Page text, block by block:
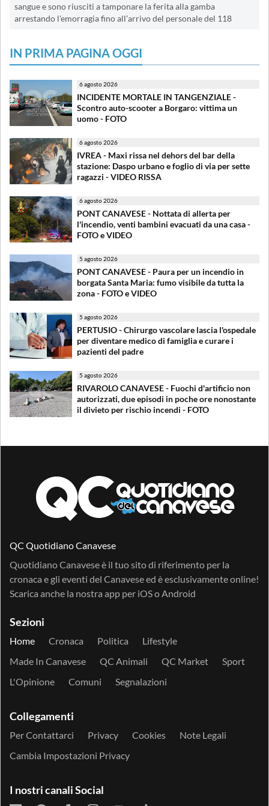
sangue e sono riusciti a tamponare la ferita alla gamba
arrestando l'emorragia fino all'arrivo del personale del 118
IN PRIMA PAGINA OGGI
6 agosto 2026
INCIDENTE MORTALE IN TANGENZIALE -
Scontro auto-scooter a Borgaro: vittima un
uomo - FOTO
6 agosto 2026
IVREA - Maxi rissa nel dehors del bar della
stazione: Daspo urbano e foglio di via per sette
ragazzi - VIDEO RISSA
6 agosto 2026
PONT CANAVESE - Nottata di allerta per
l'incendio, venti bambini evacuati da una casa -
FOTO e VIDEO
5 agosto 2026
PONT CANAVESE - Paura per un incendio in
borgata Santa Maria: fumo visibile da tutta la
zona - FOTO e VIDEO
5 agosto 2026
PERTUSIO - Chirurgo vascolare lascia l'ospedale
per diventare medico di famiglia e curare i
pazienti del padre
5 agosto 2026
RIVAROLO CANAVESE - Fuochi d'artificio non
autorizzati, due episodi in poche ore nonostante
il divieto per rischio incendi - FOTO
QC Quotidiano Canavese
Quotidiano Canavese è il tuo sito di riferimento per la
cronaca e gli eventi del Canavese ed è esclusivamente online!
Scarica anche la nostra app per iOSoAndroid
Sezioni
Home Cronaca Politica
Lifestyle
Made In Canavese
QC Animali QC Market
Sport
L'Opinione
Comuni Segnalazioni
Collegamenti
Per Contattarci Privacy Cookies
Note Legali
Cambia Impostazioni Privacy
I nostri canali Social